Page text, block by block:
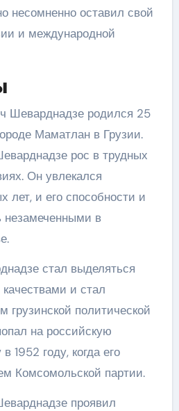
несомненно оставил свой
и международной
Шеварднадзе родился 25
Маматлан в Грузии.
рос в трудных
Он увлекался
лет, и его способности и
незамеченными в
стал выделяться
и стал
грузинской политической
на российскую
1952 году, когда его
Комсомольской партии.
проявил